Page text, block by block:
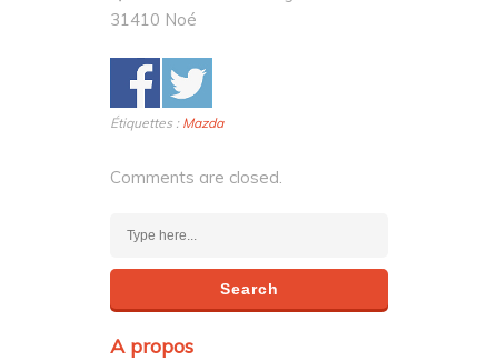
31410 Noé
Étiquettes : Mazda
Comments are closed.
A propos